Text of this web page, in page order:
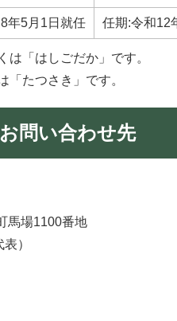
年5月1日就任 任期:令和12
は「はしごだか」です。
「たつさき」です。
問い合わせ先
馬場1100番地
）